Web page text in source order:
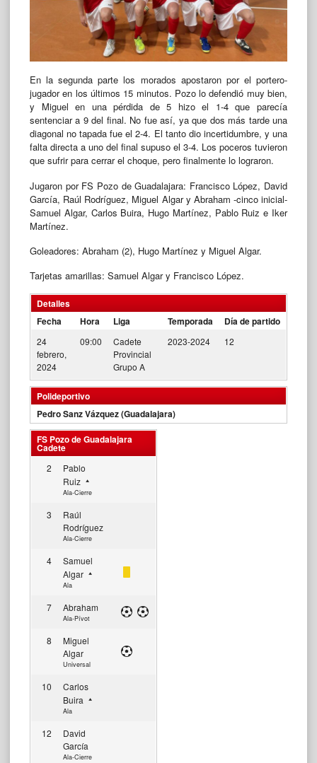
En la segunda parte los morados apostaron por el portero-
jugador en los últimos 15 minutos. Pozo lo defendió muy bien,
y Miguel en una pérdida de 5 hizo el 1-4 que parecía
sentenciar a 9 del final. No fue así, ya que dos más tarde una
diagonal no tapada fue el 2-4. El tanto dio incertidumbre, y una
falta directa a uno del final supuso el 3-4. Los poceros tuvieron
que sufrir para cerrar el choque, pero finalmente lo lograron.
Jugaron por FS Pozo de Guadalajara: Francisco López, David
García, Raúl Rodríguez, Miguel Algar y Abraham -cinco inicial-
Samuel Algar, Carlos Buira, Hugo Martínez, Pablo Ruiz e Iker
Martínez.
Goleadores: Abraham (2), Hugo Martínez y Miguel Algar.
Tarjetas amarillas: Samuel Algar y Francisco López.
Detalles
Fecha
Hora Liga Temporada Día de partido
24
febrero,
2024
09:00
Cadete
Provincial
Grupo A
2023-2024 12
Polideportivo
Pedro Sanz Vázquez (Guadalajara)
FS Pozo de Guadalajara
Cadete
2
Pablo
Ruiz
Ala-Cierre
3
Raúl
Rodríguez
Ala-Cierre
4
Samuel
Algar
Ala
7 Abraham
Ala-Pívot
8
Miguel
Algar
Universal
10
Carlos
Buira
Ala
12
David
García
Ala-Cierre